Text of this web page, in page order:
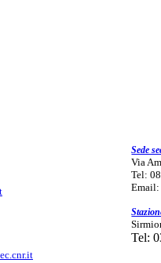
Sede
Via
Tel:
Tel: